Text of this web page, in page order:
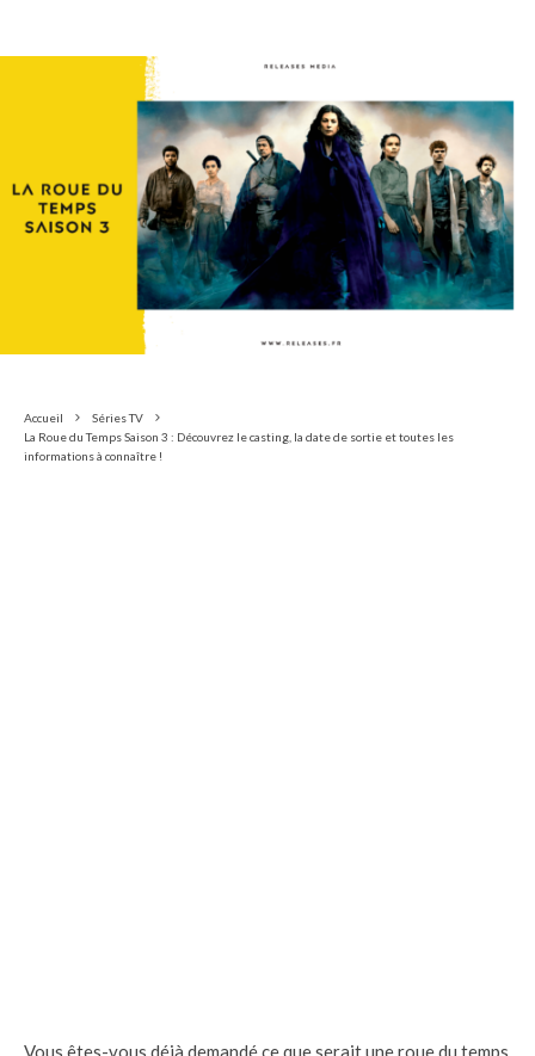
Accueil
Séries TV
La Roue du Temps Saison 3 : Découvrez le casting, la date de sortie et toutes les
informations à connaître !
Vous êtes-vous déjà demandé ce que serait une roue du temps